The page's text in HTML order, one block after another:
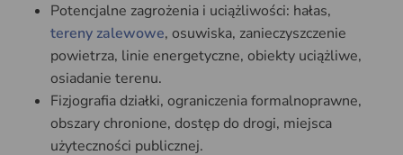
Potencjalne zagrożenia i uciążliwości: hałas,
tereny zalewowe, osuwiska, zanieczyszczenie
powietrza, linie energetyczne, obiekty uciążliwe,
osiadanie terenu.
Fizjografia działki, ograniczenia formalnoprawne,
obszary chronione, dostęp do drogi, miejsca
użyteczności publicznej.